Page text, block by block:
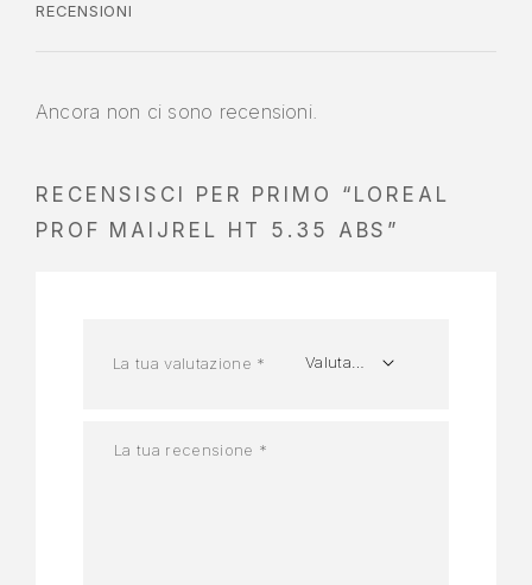
RECENSIONI
Ancora non ci sono recensioni.
RECENSISCI PER PRIMO “LOREAL
PROF MAIJREL HT 5.35 ABS”
La tua valutazione *